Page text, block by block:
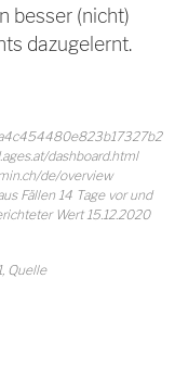
besser (nicht)
dazugelernt.
dashboard.html
de/overview
Fällen 14 Tage vor und
Wert 15.12.2020
Quelle